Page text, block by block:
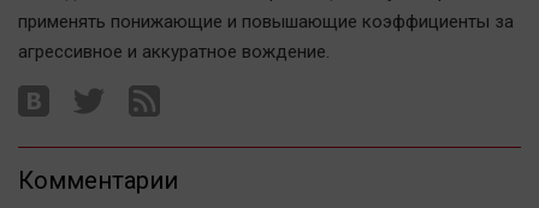
Новости компаний
Прогулки по городу Ч
Статистика
применять понижающие и повышающие коэффициенты за
агрессивное и аккуратное вождение.
Комментарии